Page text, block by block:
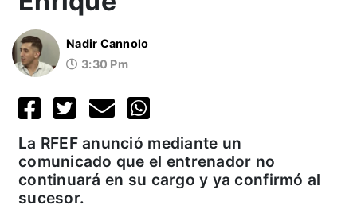
Nadir Cannolo
3:30 Pm
La RFEF anunció mediante un
comunicado que el entrenador no
continuará en su cargo y ya confirmó al
sucesor.